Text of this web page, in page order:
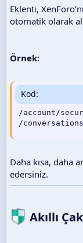
Eklenti,
otomatik olarak
Örnek:
Kod:
/account/
/
Daha kısa, daha
edersiniz.
Akıllı